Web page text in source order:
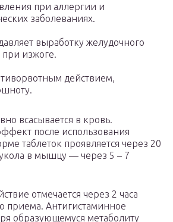
при аллергии и
заболеваниях.
выработку желудочного
при изжоге.
действием,
всасывается в кровь.
после использования
таблеток проявляется через 20
в мышцу — через 5 – 7
отмечается через 2 часа
приема. Антигистаминное
образующемуся метаболиту